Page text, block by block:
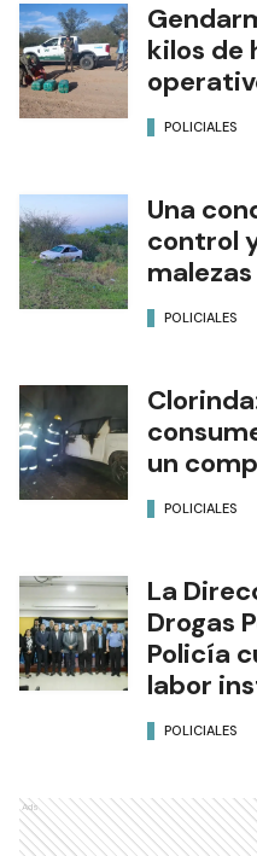
kilos de
POLICIALES
Una
control
malezas
POLICIALES
un
POLICIALES
La
Drogas
Policía
labor
POLICIALES
Ads